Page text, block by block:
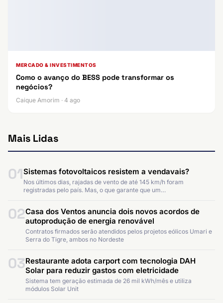
MERCADO & INVESTIMENTOS
Como o avanço do BESS pode transformar os
negócios?
Caique Amorim · 4 ago
Mais Lidas
01Sistemas fotovoltaicos resistem a vendavais?
Nos últimos dias, rajadas de vento de até 145 km/h foram
registradas pelo país. Mas, o que garante que um…
02Casa dos Ventos anuncia dois novos acordos de
autoprodução de energia renovável
Contratos firmados serão atendidos pelos projetos eólicos Umari e
Serra do Tigre, ambos no Nordeste
03Restaurante adota carport com tecnologia DAH
Solar para reduzir gastos com eletricidade
Sistema tem geração estimada de 26 mil kWh/mês e utiliza
módulos Solar Unit